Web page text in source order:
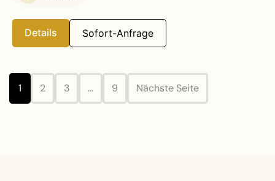
Details Sofort-Anfrage
1 2 3 … 9 Nächste Seite